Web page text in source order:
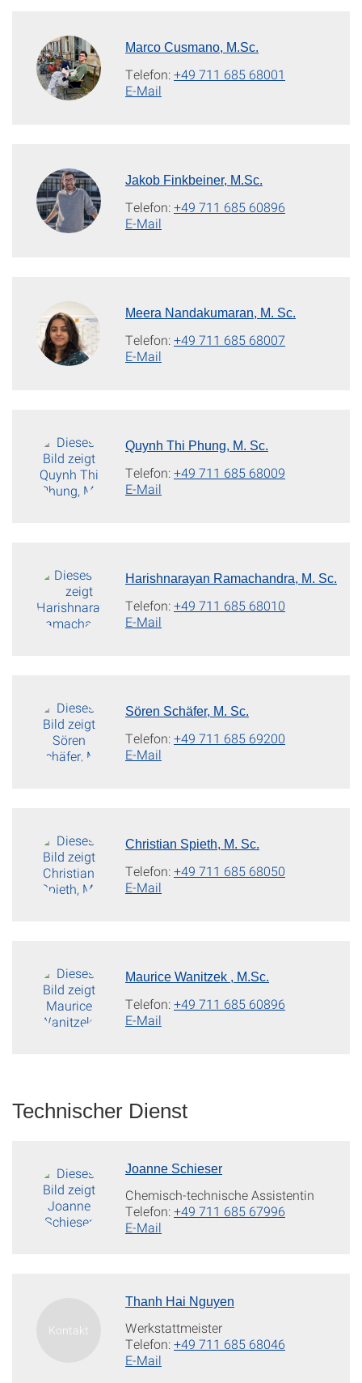
Marco Cusmano, M.Sc.
Telefon:+49 711 685 68001
E-Mail
Jakob Finkbeiner, M.Sc.
Telefon:+49 711 685 60896
E-Mail
Meera Nandakumaran, M. Sc.
Telefon:+49 711 685 68007
E-Mail
Quynh Thi Phung, M. Sc.
Telefon:+49 711 685 68009
E-Mail
Harishnarayan Ramachandra, M. Sc.
Telefon:+49 711 685 68010
E-Mail
Sören Schäfer, M. Sc.
Telefon:+49 711 685 69200
E-Mail
Christian Spieth, M. Sc.
Telefon:+49 711 685 68050
E-Mail
Maurice Wanitzek , M.Sc.
Telefon:+49 711 685 60896
E-Mail
Technischer Dienst
Joanne Schieser
Chemisch-technische Assistentin
Telefon:+49 711 685 67996
E-Mail
Thanh Hai Nguyen
Werkstattmeister
Telefon:+49 711 685 68046
E-Mail